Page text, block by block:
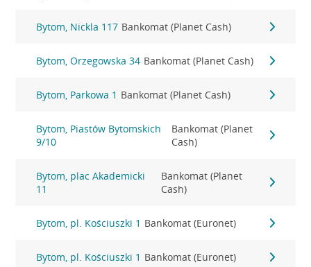
Bytom, Nickla 117 Bankomat (Planet Cash)
Bytom, Orzegowska 34 Bankomat (Planet Cash)
Bytom, Parkowa 1 Bankomat (Planet Cash)
Bytom, Piastów Bytomskich
9/10
Bankomat (Planet
Cash)
Bytom, plac Akademicki
11
Bankomat (Planet
Cash)
Bytom, pl. Kościuszki 1 Bankomat (Euronet)
Bytom, pl. Kościuszki 1 Bankomat (Euronet)